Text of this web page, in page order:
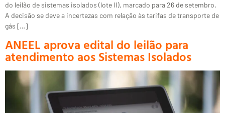
do leilão de sistemas isolados (lote II), marcado para 26 de setembro.
A decisão se deve a incertezas com relação às tarifas de transporte de
gás […]
ANEEL aprova edital do leilão para
atendimento aos Sistemas Isolados